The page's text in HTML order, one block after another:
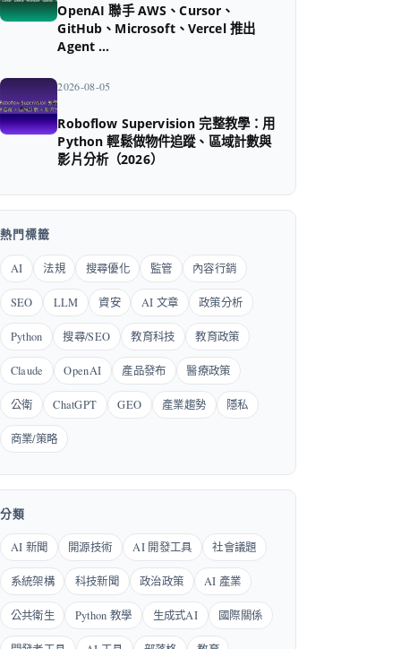
OpenAI 聯手 AWS、Cursor、
GitHub、Microsoft、Vercel 推出
Agent …
2026-08-05
Roboflow Supervision 完整教學：用
Python 輕鬆做物件追蹤、區域計數與
影片分析（2026）
熱門標籤
AI 法規 搜尋優化 監管 內容行銷
SEO LLM 資安 AI 文章 政策分析
Python 搜尋/SEO 教育科技 教育政策
Claude OpenAI 產品發布 醫療政策
公衛 ChatGPT GEO 產業趨勢 隱私
商業/策略
分類
AI 新聞 開源技術 AI 開發工具 社會議題
系統架構 科技新聞 政治政策 AI 產業
公共衛生 Python 教學 生成式AI 國際關係